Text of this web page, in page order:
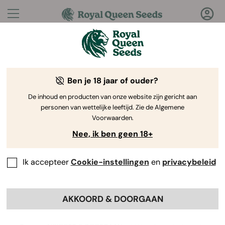
Vragen?Antwoorden!
Welkom bij de Royal Queen Seeds Help Center
Help Center > Producten en
Back
Welke soort veroorzaakt de
Ben je 18 jaar of ouder?
De inhoud en producten van onze website zijn gericht aan
personen van wettelijke leeftijd. Zie de Algemene
Voorwaarden.
Nee, ik ben geen 18+
Ik accepteerCookie-instellingen en privacybeleid
AKKOORD & DOORGAAN